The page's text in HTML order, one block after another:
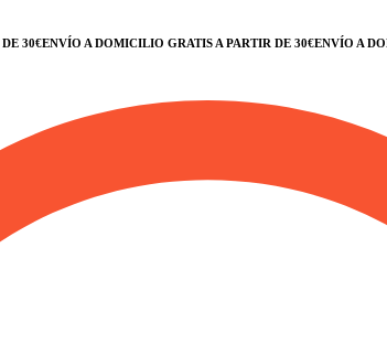
ENVÍO A DOMICILIO GRATIS A PARTIR DE 30€ENVÍO A